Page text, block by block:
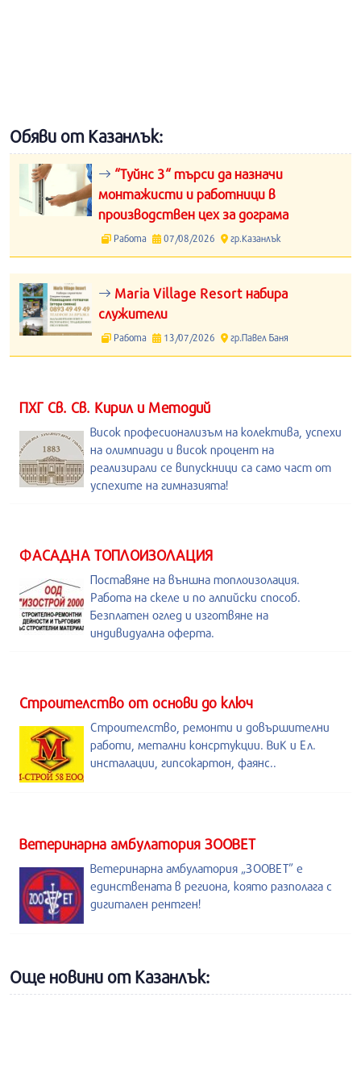
Обяви от Казанлък:
“Туйнс 3“ търси да назначи
монтажисти и работници в
производствен цех за дограма
Работа 07/08/2026 гр.Казанлък
Maria Village Resort набира
служители
Работа 13/07/2026 гр.Павел Баня
ПХГ Св. Св. Кирил и Методий
Висок професионализъм на колектива, успехи
на олимпиади и висок процент на
реализирали се випускници са само част от
успехите на гимназията!
ФАСАДНА ТОПЛОИЗОЛАЦИЯ
Поставяне на външна топлоизолация.
Работа на скеле и по алпийски способ.
Безплатен оглед и изготвяне на
индивидуална оферта.
Строителство от основи до ключ
Строителство, ремонти и довършителни
работи, метални консртукции. ВиК и Ел.
инсталации, гипсокартон, фаянс..
Ветеринарна амбулатория ЗООВЕТ
Ветеринарна амбулатория „ЗООВЕТ” е
единствената в региона, която разполага с
дигитален рентген!
Още новини от Казанлък: